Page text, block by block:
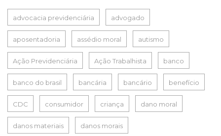
advocacia previdenciária advogado
aposentadoria assédio moral autismo
Ação Previdenciária Ação Trabalhista banco
banco do brasil bancária bancário benefício
CDC consumidor criança dano moral
danos materiais danos morais